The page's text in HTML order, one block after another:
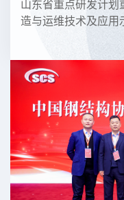
山东省重点研发计
造与运维技术及应用